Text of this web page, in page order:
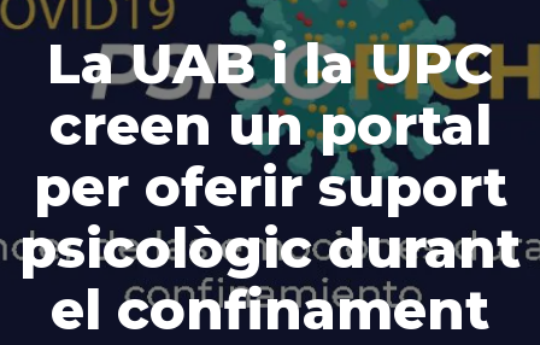
La UAB i la UPC
creen un portal
per oferir suport
psicològic durant
el confinament